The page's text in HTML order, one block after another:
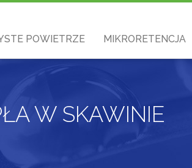
POWIETRZE MIKRORETENCJA
W SKAWINIE